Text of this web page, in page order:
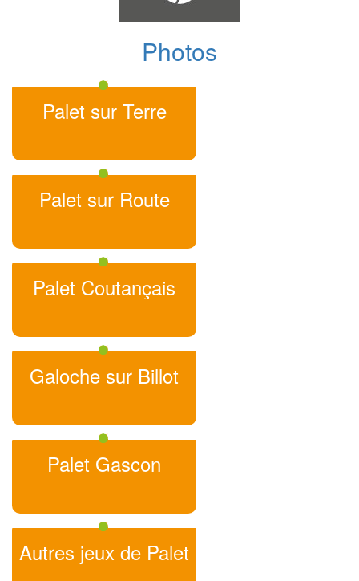
Photos
Palet sur Terre
Palet sur Route
Palet Coutançais
Galoche sur Billot
Palet Gascon
Autres jeux de Palet